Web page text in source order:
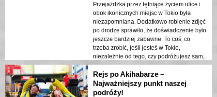
Przejażdżka przez tętniące życiem ulice i
obok ikonicznych miejsc w Tokio była
niezapomniana. Dodatkowo robienie zdjęć
po drodze sprawiło, że doświadczenie było
jeszcze bardziej zabawne. To coś, co
trzeba zrobić, jeśli jesteś w Tokio,
niezależnie od tego, czy podróżujesz sam,
czy z przyjaciółmi!
Rejs po Akihabarze –
Najważniejszy punkt naszej
podróży!